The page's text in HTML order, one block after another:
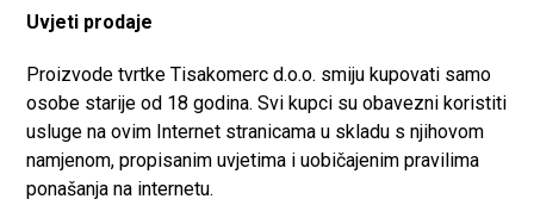
Uvjeti prodaje
Proizvode tvrtke Tisakomerc d.o.o. smiju kupovati samo
osobe starije od 18 godina. Svi kupci su obavezni koristiti
usluge na ovim Internet stranicama u skladu s njihovom
namjenom, propisanim uvjetima i uobičajenim pravilima
ponašanja na internetu.